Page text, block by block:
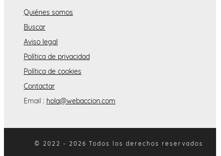
Quiénes somos
Buscar
Aviso legal
Política de privacidad
Política de cookies
Contactar
Email : hola@webaccion.com
© 2022 - 2026 Todos los derechos reservados